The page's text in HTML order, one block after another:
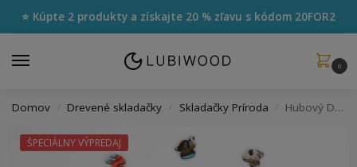
⭐ Kúpte 2 produkty a získajte 20 % zľavu s kódom 20FOR2
0
Domov / Drevené skladačky / Skladačky Príroda / Hubový Domček
ŠPECIÁLNY VÝPREDAJ